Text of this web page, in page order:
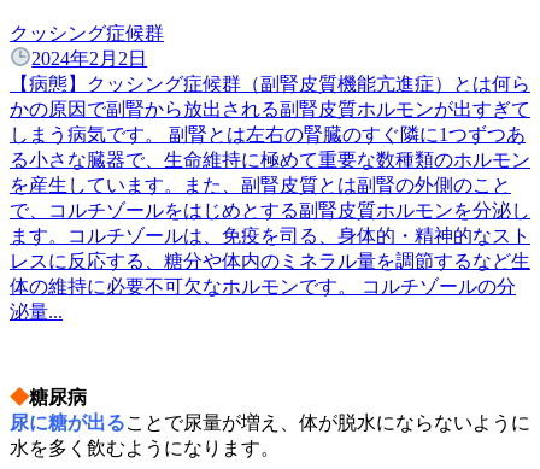
クッシング症候群
2024年2月2日
【病態】クッシング症候群（副腎皮質機能亢進症）とは何ら
かの原因で副腎から放出される副腎皮質ホルモンが出すぎて
しまう病気です。 副腎とは左右の腎臓のすぐ隣に1つずつあ
る小さな臓器で、生命維持に極めて重要な数種類のホルモン
を産生しています。また、副腎皮質とは副腎の外側のこと
で、コルチゾールをはじめとする副腎皮質ホルモンを分泌し
ます。コルチゾールは、免疫を司る、身体的・精神的なスト
レスに反応する、糖分や体内のミネラル量を調節するなど生
体の維持に必要不可欠なホルモンです。 コルチゾールの分
泌量...
◆糖尿病
尿に糖が出ることで尿量が増え、体が脱水にならないように
水を多く飲むようになります。